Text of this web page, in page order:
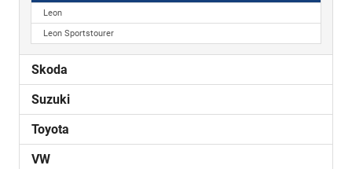
Leon
Leon Sportstourer
Skoda
Suzuki
Toyota
VW